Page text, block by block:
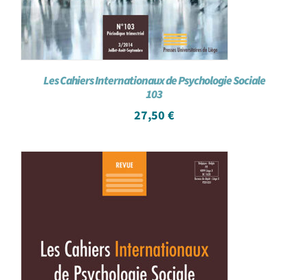
Les Cahiers Internationaux de Psychologie Sociale
103
27,50 €